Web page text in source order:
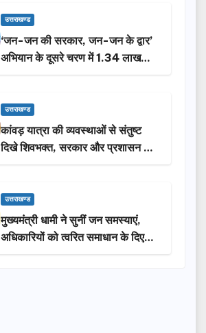
उत्तराखण्ड
‘जन-जन की सरकार, जन-जन के द्वार’
अभियान के दूसरे चरण में 1.34 लाख
लोगों की भागीदारी…
उत्तराखण्ड
कांवड़ यात्रा की व्यवस्थाओं से संतुष्ट
दिखे शिवभक्त, सरकार और प्रशासन की
सराहना…
उत्तराखण्ड
मुख्यमंत्री धामी ने सुनीं जन समस्याएं,
अधिकारियों को त्वरित समाधान के दिए
निर्देश